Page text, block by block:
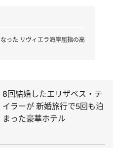
った リヴィエラ海岸屈指の高
8回結婚したエリザベス・テ
イラーが 新婚旅行で5回も泊
まった豪華ホテル